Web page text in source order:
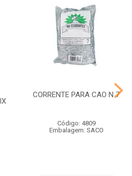
CORRENTE PARA CAO N 7
Código: 4809
Embalagem: SACO